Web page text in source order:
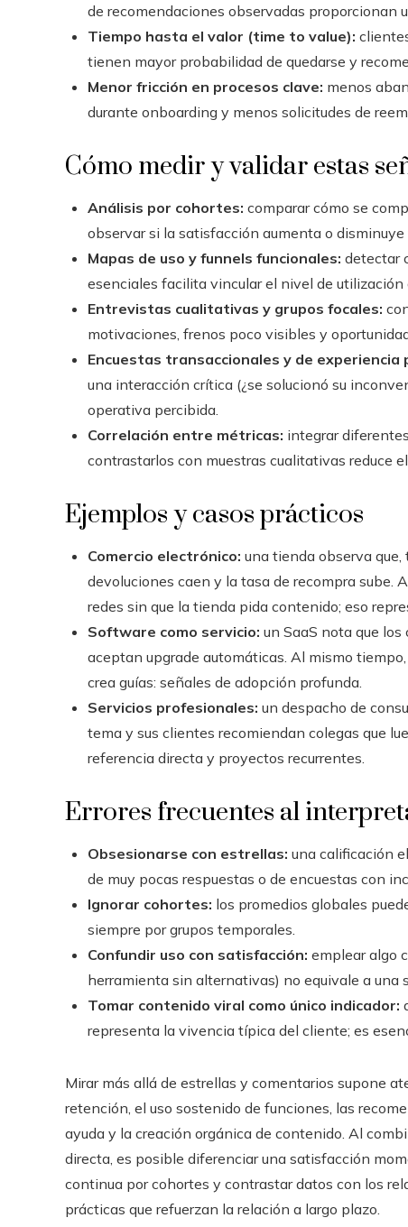
de recomendaciones observadas proporcionan
Tiempo hasta el valor (time to value):
tienen mayor probabilidad de quedarse y
Menor fricción en procesos clave: menos
durante onboarding y menos solicitudes de
Cómo medir y validar estas
Análisis por cohortes: comparar cómo se
observar si la satisfacción aumenta o
Mapas de uso y funnels funcionales: detectar
esenciales facilita vincular el nivel de utilización
Entrevistas cualitativas y grupos focales:
motivaciones, frenos poco visibles y
Encuestas transaccionales y de experiencia
una interacción crítica (¿se solucionó su
operativa percibida.
Correlación entre métricas: integrar
contrastarlos con muestras cualitativas reduce
Ejemplos y casos prácticos
Comercio electrónico: una tienda observa
devoluciones caen y la tasa de recompra sube.
redes sin que la tienda pida contenido; eso
Software como servicio: un SaaS nota que
aceptan upgrade automáticas. Al mismo
crea guías: señales de adopción profunda.
Servicios profesionales: un despacho de
tema y sus clientes recomiendan colegas que
referencia directa y proyectos recurrentes.
Errores frecuentes al
Obsesionarse con estrellas: una calificación
de muy pocas respuestas o de encuestas con
Ignorar cohortes: los promedios globales
siempre por grupos temporales.
Confundir uso con satisfacción: emplear algo
herramienta sin alternativas) no equivale a una
Tomar contenido viral como único indicador:
representa la vivencia típica del cliente; es
Mirar más allá de estrellas y comentarios supone
retención, el uso sostenido de funciones, las
ayuda y la creación orgánica de contenido. Al
directa, es posible diferenciar una satisfacción
continua por cohortes y contrastar datos con los
prácticas que refuerzan la relación a largo plazo.